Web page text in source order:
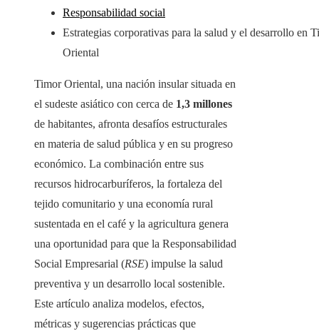
Responsabilidad social
Estrategias corporativas para la salud y el desarrollo en
Oriental
Timor Oriental, una nación insular situada en
el sudeste asiático con cerca de 1,3 millones
de habitantes, afronta desafíos estructurales
en materia de salud pública y en su progreso
económico. La combinación entre sus
recursos hidrocarburíferos, la fortaleza del
tejido comunitario y una economía rural
sustentada en el café y la agricultura genera
una oportunidad para que la Responsabilidad
Social Empresarial (RSE) impulse la salud
preventiva y un desarrollo local sostenible.
Este artículo analiza modelos, efectos,
métricas y sugerencias prácticas que